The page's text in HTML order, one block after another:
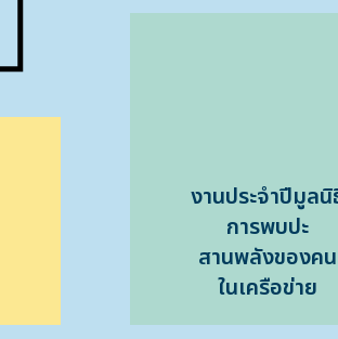
งานประจําปีมูล
การพบปะ
สานพลังของคน
ในเครือข่าย